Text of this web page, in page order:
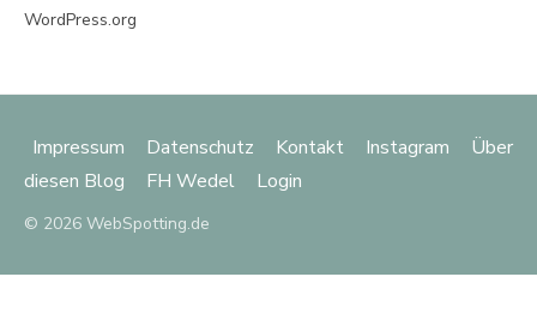
WordPress.org
Impressum Datenschutz Kontakt Instagram
Über
diesen Blog
FH Wedel Login
© 2026 WebSpotting.de